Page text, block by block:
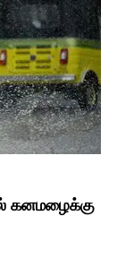
கனமழைக்கு